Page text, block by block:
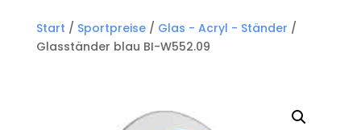
Start / Sportpreise/ Glas - Acryl - Ständer /
Glasständer blau BI-W552.09